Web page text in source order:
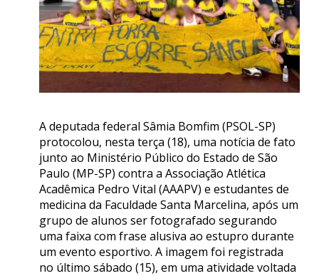
A deputada federal Sâmia Bomfim (PSOL-SP)
protocolou, nesta terça (18), uma notícia de fato
junto ao Ministério Público do Estado de São
Paulo (MP-SP) contra a Associação Atlética
Acadêmica Pedro Vital (AAAPV) e estudantes de
medicina da Faculdade Santa Marcelina, após um
grupo de alunos ser fotografado segurando
uma faixa com frase alusiva ao estupro durante
um evento esportivo. A imagem foi registrada
no último sábado (15), em uma atividade voltada